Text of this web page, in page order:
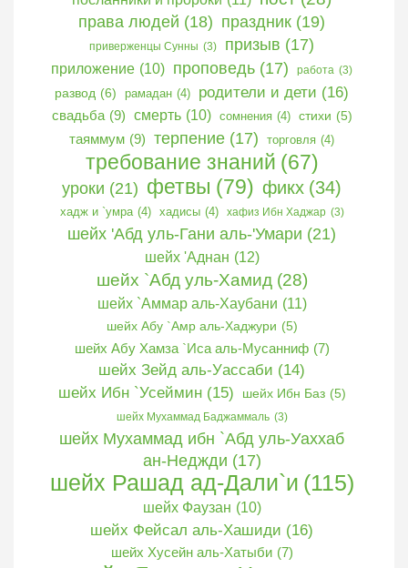
права людей (18) праздник (19)
приверженцы Сунны (3) призыв (17)
приложение (10) проповедь (17) работа (3)
развод (6) рамадан (4) родители и дети (16)
свадьба (9) смерть (10) сомнения (4) стихи (5)
таяммум (9) терпение (17) торговля (4)
требование знаний (67)
уроки (21) фетвы (79) фикх (34)
хадж и `умра (4) хадисы (4) хафиз Ибн Хаджар (3)
шейх 'Абд уль-Гани аль-'Умари (21)
шейх 'Аднан (12)
шейх `Абд уль-Хамид (28)
шейх `Аммар аль-Хаубани (11)
шейх Абу `Амр аль-Хаджури (5)
шейх Абу Хамза `Иса аль-Мусанниф (7)
шейх Зейд аль-Уассаби (14)
шейх Ибн `Усеймин (15) шейх Ибн Баз (5)
шейх Мухаммад Баджаммаль (3)
шейх Мухаммад ибн `Абд уль-Уаххаб
ан-Неджди (17)
шейх Рашад ад-Дали`и (115)
шейх Фаузан (10)
шейх Фейсал аль-Хашиди (16)
шейх Хусейн аль-Хатыби (7)